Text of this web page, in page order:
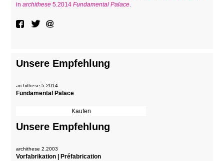
inarchithese 5.2014Fundamental Palace.
Unsere Empfehlung
archithese 5.2014
Fundamental Palace
Unsere Empfehlung
archithese 2.2003
Vorfabrikation | Préfabrication